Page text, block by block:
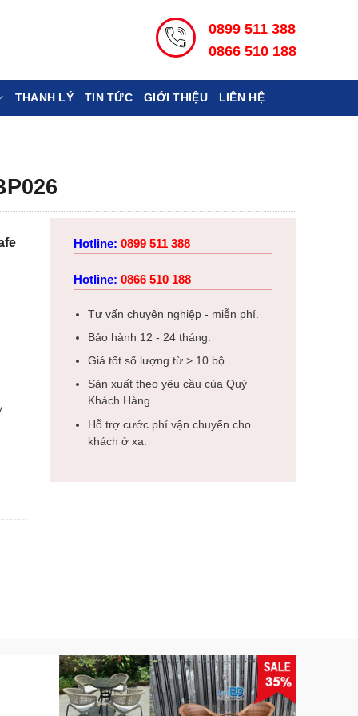
0899 511 388
0866 510 188
THANH LÝ TIN TỨC GIỚI THIỆU LIÊN HỆ
Hotline: 0899 511 388
Hotline: 0866 510 188
Tư vấn chuyên nghiệp - miễn phí.
Bảo hành 12 - 24 tháng.
Giá tốt số lượng từ > 10 bộ.
Sản xuất theo yêu cầu của Quý
Khách Hàng.
Hỗ trợ cước phí vận chuyển cho
khách ở xa.